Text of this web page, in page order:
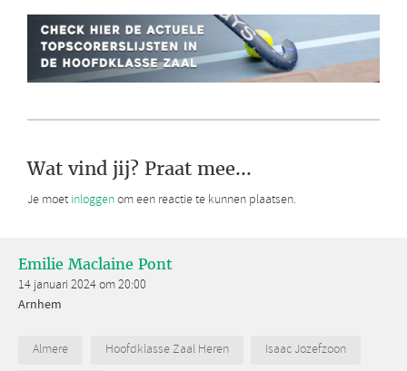
Wat vind jij? Praat mee...
Je moet inloggenom een reactie te kunnen plaatsen.
Emilie Maclaine Pont
14 januari 2024 om 20:00
Arnhem
Almere Hoofdklasse Zaal Heren
Isaac Jozefzoon